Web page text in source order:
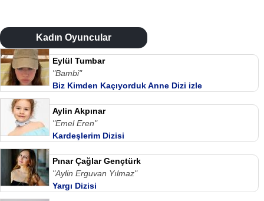
Kadın Oyuncular
Eylül Tumbar
"Bambi"
Biz Kimden Kaçıyorduk Anne Dizi izle
Aylin Akpınar
"Emel Eren"
Kardeşlerim Dizisi
Pınar Çağlar Gençtürk
"Aylin Erguvan Yılmaz"
Yargı Dizisi